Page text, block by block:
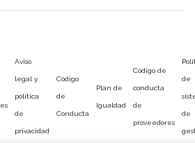
Aviso
legal y
política
de
privacidad
Código
de
Conducta
Plan de
Igualdad
Código de
conducta
de
proveedores
de
de